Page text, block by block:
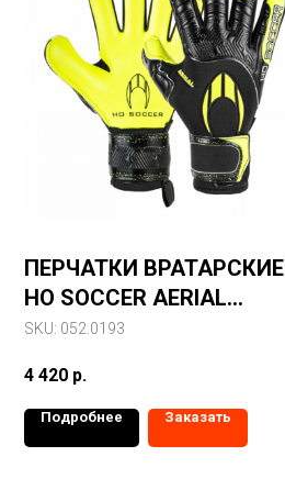
ПЕРЧАТКИ ВРАТАРСКИЕ
HO SOCCER AERIAL
GALAXY LIME
SKU: 052.0193
4 420 р.
Подробнее Заказать